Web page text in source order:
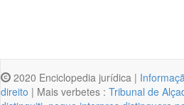
2020 Enciclopedia jurídica |
direito | Mais verbetes : Tribunal de